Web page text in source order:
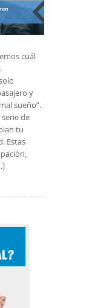
cuál
y
sueño”.
serie de
tu
Estas